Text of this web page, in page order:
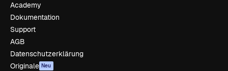
Academy
Dokumentation
Support
AGB
Datenschutzerklärung
Originale Neu